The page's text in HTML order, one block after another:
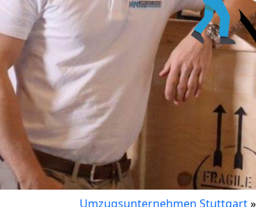
Umzugsunternehmen Stuttgart»